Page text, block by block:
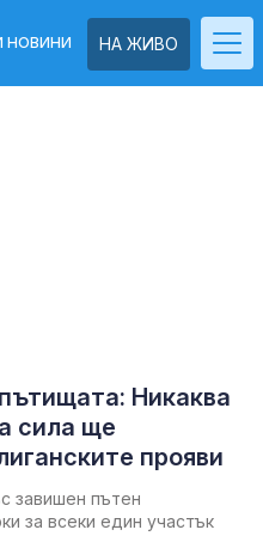
НА ЖИВО
НОВИНИ
Никаква
сила ще
прояви
завишен пътен
за всеки един участък